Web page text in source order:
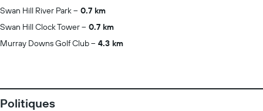
Swan Hill River Park
0.7 km
Swan Hill Clock Tower
0.7 km
Murray Downs Golf Club
4.3 km
Politiques